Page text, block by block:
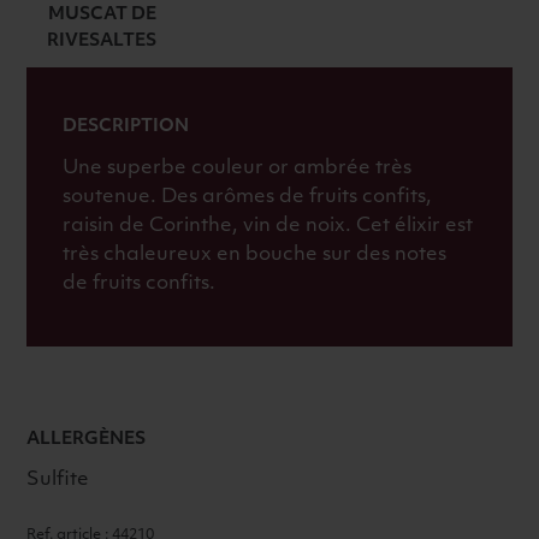
MUSCAT DE
RIVESALTES
DESCRIPTION
Une superbe couleur or ambrée très
soutenue. Des arômes de fruits confits,
raisin de Corinthe, vin de noix. Cet élixir est
très chaleureux en bouche sur des notes
de fruits confits.
ALLERGÈNES
Sulfite
Ref. article : 44210